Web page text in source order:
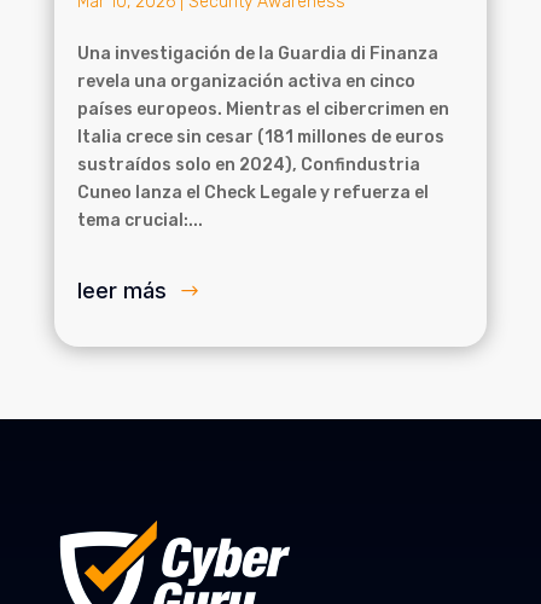
Una investigación de la Guardia di Finanza
revela una organización activa en cinco
países europeos. Mientras el cibercrimen en
Italia crece sin cesar (181 millones de euros
sustraídos solo en 2024), Confindustria
Cuneo lanza el Check Legale y refuerza el
tema crucial:...
leer más